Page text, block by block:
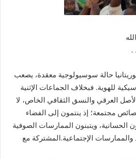
.
حالة سوسيولوجية معقدة، يصعب
للهوية. فبخلاف الجماعات الإثنية
العرقي والنسق الثقافي الخاص، لا
مجتمعة؛ إذ ينتمون إلى الفضاء
الحسانية، ويتبنون الممارسات الصوفية
والممارسات الإجتماعية.المشتركة مع